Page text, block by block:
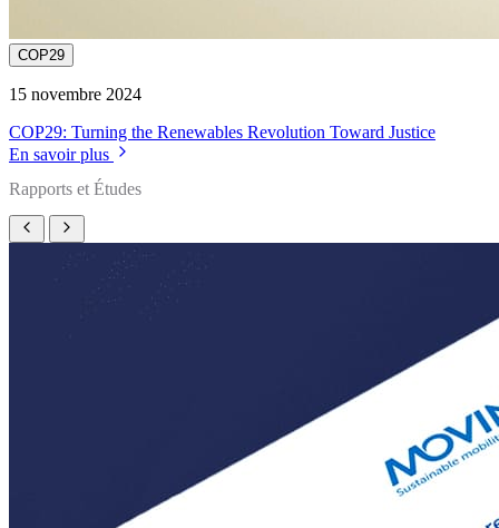
COP29
15 novembre 2024
COP29: Turning the Renewables Revolution Toward Justice
En savoir plus
Rapports et Études